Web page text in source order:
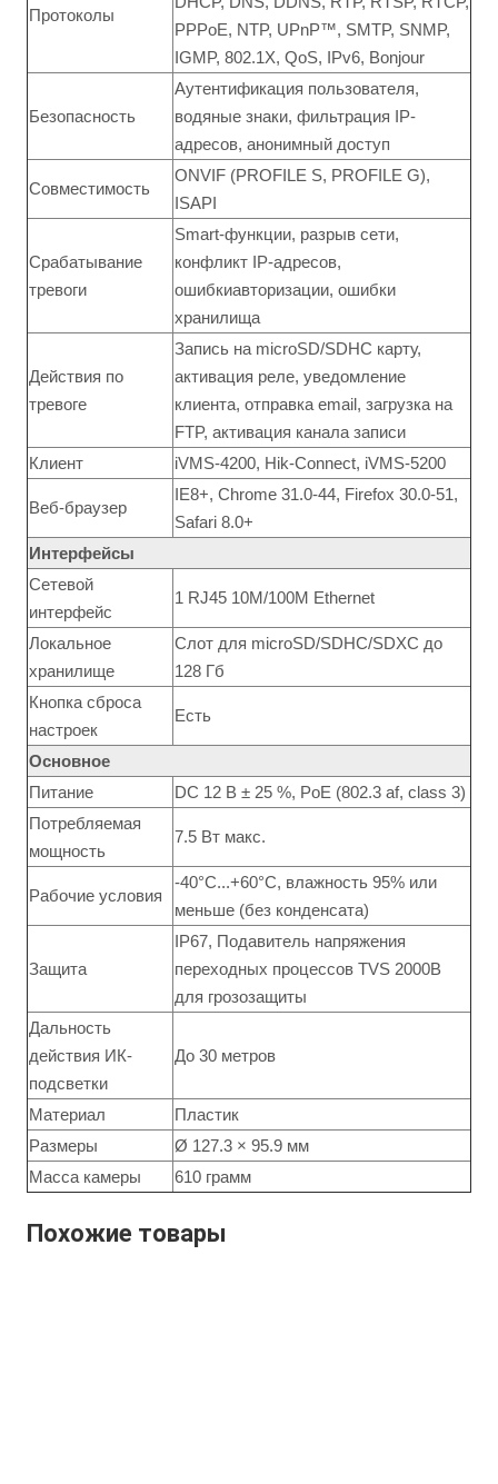
Протоколы
PPPoE, NTP, UPnP™, SMTP, SNMP,
IGMP, 802.1X, QoS, IPv6, Bonjour
Безопасность
Аутентификация пользователя,
водяные знаки, фильтрация IP-
адресов, анонимный доступ
Совместимость
ONVIF (PROFILE S, PROFILE G),
ISAPI
Срабатывание
тревоги
Smart-функции, разрыв сети,
конфликт IP-адресов,
ошибкиавторизации, ошибки
хранилища
Действия по
тревоге
Запись на microSD/SDHC карту,
активация реле, уведомление
клиента, отправка email, загрузка на
FTP, активация канала записи
Клиент
iVMS-4200, Hik-Connect, iVMS-5200
Веб-браузер
IE8+, Chrome 31.0-44, Firefox 30.0-51,
Safari 8.0+
Интерфейсы
Сетевой
интерфейс
1 RJ45 10M/100M Ethernet
Локальное
хранилище
Слот для microSD/SDHC/SDXC до
128 Гб
Кнопка сброса
настроек
Есть
Основное
Питание
DС 12 В ± 25 %, PoE (802.3 af, class 3)
Потребляемая
мощность
7.5 Вт макс.
Рабочие условия
-40°C...+60°C, влажность 95% или
меньше (без конденсата)
Защита
IP67, Подавитель напряжения
переходных процессов TVS 2000В
для грозозащиты
Дальность
действия ИК-
подсветки
До 30 метров
Материал
Пластик
Размеры
Ø 127.3 × 95.9 мм
Масса камеры
610 грамм
Похожие товары